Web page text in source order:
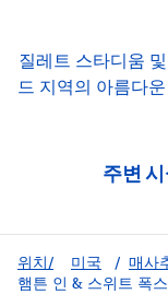
질레트 스타디움
드 지역의 아름다
주변
위치/ 미국 / 매사
햄튼 인 & 스위트 폭